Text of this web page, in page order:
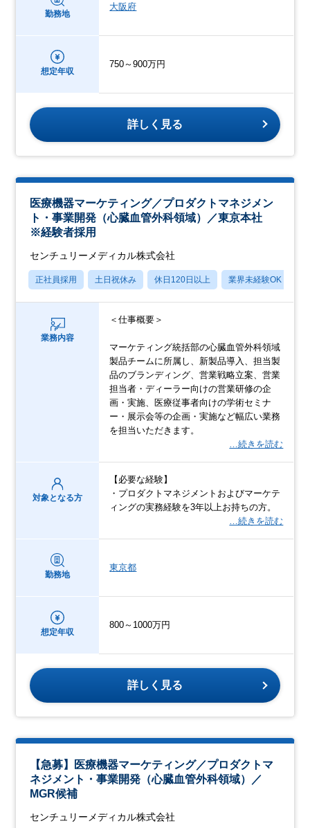
勤務地
大阪府
想定年収
750～900万円
詳しく見る
医療機器マーケティング／プロダクトマネジメン
ト・事業開発（心臓血管外科領域）／東京本社
※経験者採用
センチュリーメディカル株式会社
正社員採用 土日祝休み 休日120日以上 業界未経験OK
業務内容
＜仕事概要＞
マーケティング統括部の心臓血管外科領域
製品チームに所属し、新製品導入、担当製
品のブランディング、営業戦略立案、営業
担当者・ディーラー向けの営業研修の企
画・実施、医療従事者向けの学術セミナ
ー・展示会等の企画・実施など幅広い業務
を担当いただきます。
…続きを読む
対象となる方
【必要な経験】
・プロダクトマネジメントおよびマーケテ
ィングの実務経験を3年以上お持ちの方。
…続きを読む
勤務地
東京都
想定年収
800～1000万円
詳しく見る
【急募】医療機器マーケティング／プロダクトマ
ネジメント・事業開発（心臓血管外科領域）／
MGR候補
センチュリーメディカル株式会社